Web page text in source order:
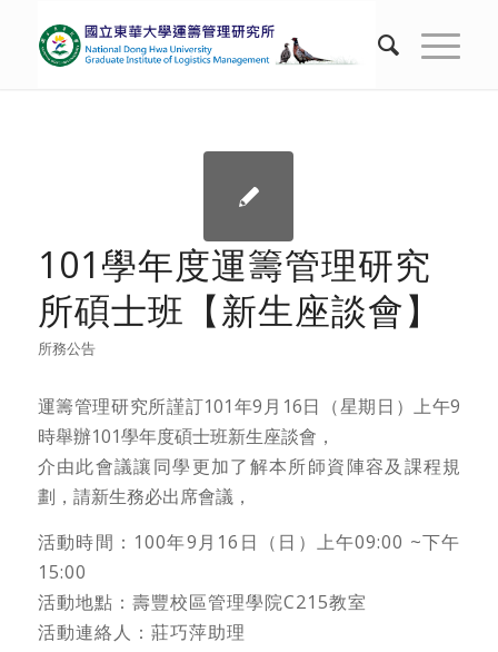
101學年度運籌管理研究
所碩士班【新生座談會】
所務公告
運籌管理研究所謹訂101年9月16日（星期日）上午9
時舉辦101學年度碩士班新生座談會，
介由此會議讓同學更加了解本所師資陣容及課程規
劃，請新生務必出席會議，
活動時間：100年9月16日（日）上午09:00 ~下午
15:00
活動地點：壽豐校區管理學院C215教室
活動連絡人：莊巧萍助理